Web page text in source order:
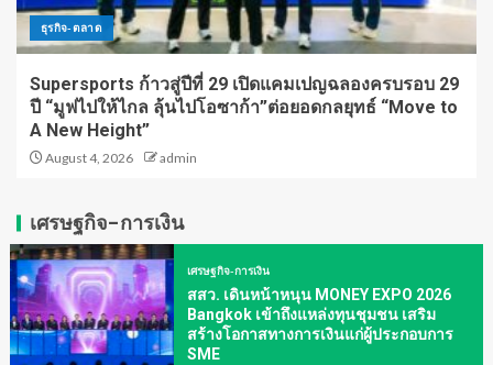
ธุรกิจ-ตลาด
Supersports ก้าวสู่ปีที่ 29 เปิดแคมเปญฉลองครบรอบ 29
ปี “มูฟไปให้ไกล ลุ้นไปโอซาก้า”ต่อยอดกลยุทธ์ “Move to
A New Height”
August 4, 2026 admin
เศรษฐกิจ-การเงิน
เศรษฐกิจ-การเงิน
สสว. เดินหน้าหนุน MONEY EXPO 2026
Bangkok เข้าถึงแหล่งทุนชุมชน เสริม
สร้างโอกาสทางการเงินแก่ผู้ประกอบการ
SME